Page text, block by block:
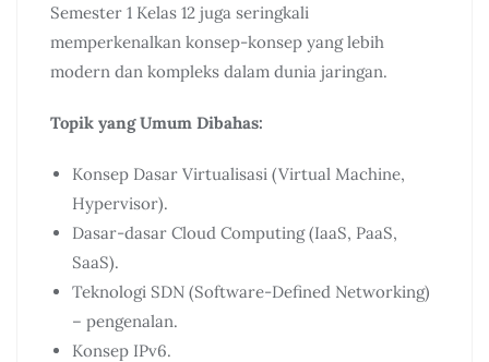
Semester 1 Kelas 12 juga seringkali
memperkenalkan konsep-konsep yang lebih
modern dan kompleks dalam dunia jaringan.
Topik yang Umum Dibahas:
Konsep Dasar Virtualisasi (Virtual Machine,
Hypervisor).
Dasar-dasar Cloud Computing (IaaS, PaaS,
SaaS).
Teknologi SDN (Software-Defined Networking)
– pengenalan.
Konsep IPv6.